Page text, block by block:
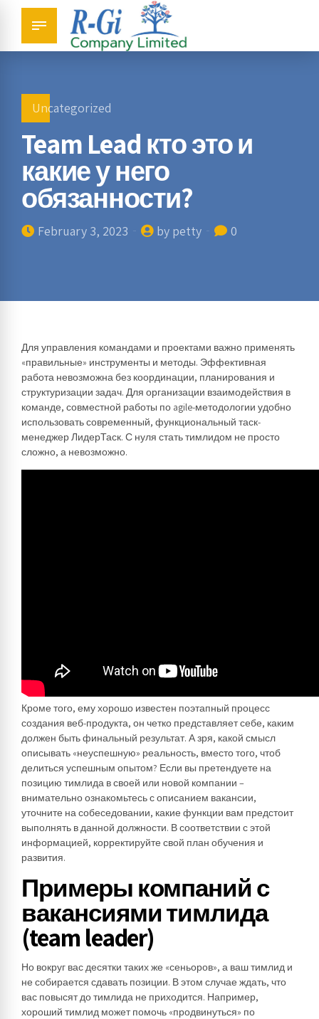
Uncategorized
Team Lead кто это и
какие у него
обязанности?
February 3, 2023 by petty 0
Для управления командами и проектами важно применять
«правильные» инструменты и методы. Эффективная
работа невозможна без координации, планирования и
структуризации задач. Для организации взаимодействия в
команде, совместной работы по agile-методологии удобно
использовать современный, функциональный таск-
менеджер ЛидерТаск. С нуля стать тимлидом не просто
сложно, а невозможно.
Кроме того, ему хорошо известен поэтапный процесс
создания веб-продукта, он четко представляет себе, каким
должен быть финальный результат. А зря, какой смысл
описывать «неуспешную» реальность, вместо того, чтоб
делиться успешным опытом? Если вы претендуете на
позицию тимлида в своей или новой компании –
внимательно ознакомьтесь с описанием вакансии,
уточните на собеседовании, какие функции вам предстоит
выполнять в данной должности. В соответствии с этой
информацией, корректируйте свой план обучения и
развития.
Примеры компаний с
вакансиями тимлида
(team leader)
Но вокруг вас десятки таких же «сеньоров», а ваш тимлид и
не собирается сдавать позиции. В этом случае ждать, что
вас повысят до тимлида не приходится. Например,
хороший тимлид может помочь «продвинуться» по